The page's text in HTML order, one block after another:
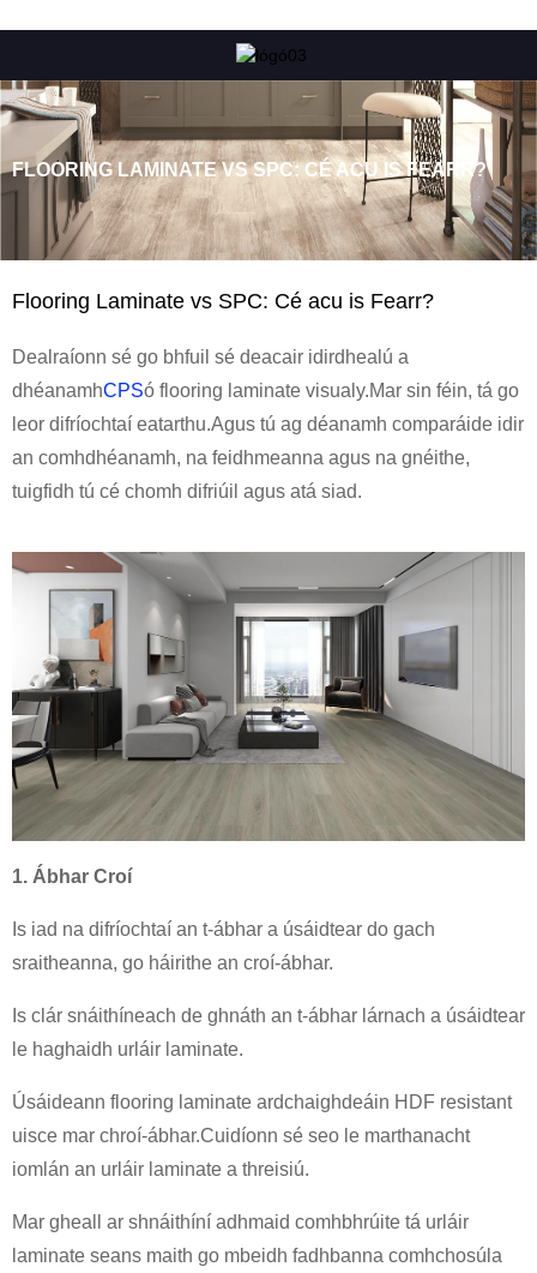
FLOORING LAMINATE VS SPC: CÉ ACU IS FEARR?
Flooring Laminate vs SPC: Cé acu is Fearr?
Dealraíonn sé go bhfuil sé deacair idirdhealú a
dhéanamhCPSó flooring laminate visualy.Mar sin féin, tá go
leor difríochtaí eatarthu.Agus tú ag déanamh comparáide idir
an comhdhéanamh, na feidhmeanna agus na gnéithe,
tuigfidh tú cé chomh difriúil agus atá siad.
1. Ábhar Croí
Is iad na difríochtaí an t-ábhar a úsáidtear do gach
sraitheanna, go háirithe an croí-ábhar.
Is clár snáithíneach de ghnáth an t-ábhar lárnach a úsáidtear
le haghaidh urláir laminate.
Úsáideann flooring laminate ardchaighdeáin HDF resistant
uisce mar chroí-ábhar.Cuidíonn sé seo le marthanacht
iomlán an urláir laminate a threisiú.
Mar gheall ar shnáithíní adhmaid comhbhrúite tá urláir
laminate seans maith go mbeidh fadhbanna comhchosúla